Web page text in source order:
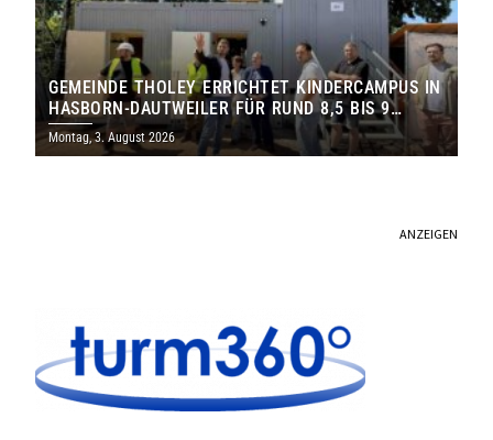
GEMEINDE THOLEY ERRICHTET KINDERCAMPUS IN
HASBORN-DAUTWEILER FÜR RUND 8,5 BIS 9
MILLIONEN EURO
Montag, 3. August 2026
ANZEIGEN